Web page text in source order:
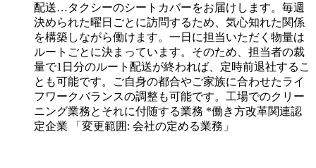
配送…タクシーのシートカバーをお届けします。毎週
決められた曜日ごとに訪問するため、気心知れた関係
を構築しながら働けます。一日に担当いただく物量は
ルートごとに決まっています。そのため、担当者の裁
量で1日分のルート配送が終われば、定時前退社するこ
とも可能です。ご自身の都合やご家族に合わせたライ
フワークバランスの調整も可能です。工場でのクリー
ニング業務とそれに付随する業務 *働き方改革関連認
定企業 「変更範囲: 会社の定める業務」